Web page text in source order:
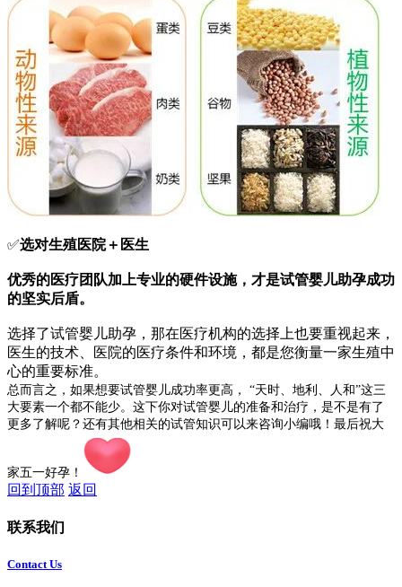
✅选对生殖医院＋医生
优秀的医疗团队加上专业的硬件设施，才是试管婴儿助孕成功
的坚实后盾。
选择了试管婴儿助孕，那在医疗机构的选择上也要重视起来，
医生的技术、医院的医疗条件和环境，都是您衡量一家生殖中
心的重要标准。
总而言之，如果想要试管婴儿成功率更高， “天时、地利、人和”这三
大要素一个都不能少。这下你对试管婴儿的准备和治疗，是不是有了
更多了解呢？还有其他相关的试管知识可以来咨询小编哦！最后祝大
家五一好孕！
回到顶部 返回
联系我们
Contact Us